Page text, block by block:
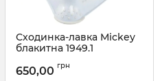
Сходинка-лавка Mickey
блакитна 1949.1
650,00 грн